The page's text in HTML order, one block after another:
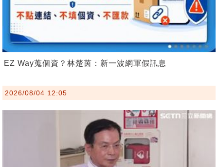
EZ Way蒐個資？林楚茵：新一波網軍假訊息
2026/08/04 12:05